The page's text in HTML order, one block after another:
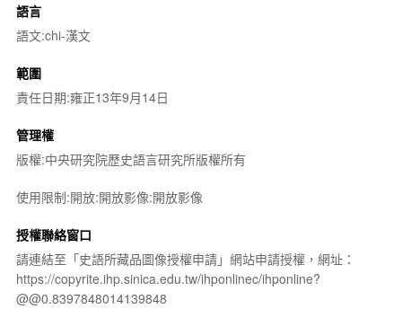
語言
語文:chi-漢文
範圍
責任日期:雍正13年9月14日
管理權
版權:中央研究院歷史語言研究所版權所有
使用限制:開放:開放影像:開放影像
授權聯絡窗口
請連結至「史語所藏品圖像授權申請」網站申請授權，網址：
https://copyrite.ihp.sinica.edu.tw/ihponlinec/ihponline?
@@0.8397848014139848